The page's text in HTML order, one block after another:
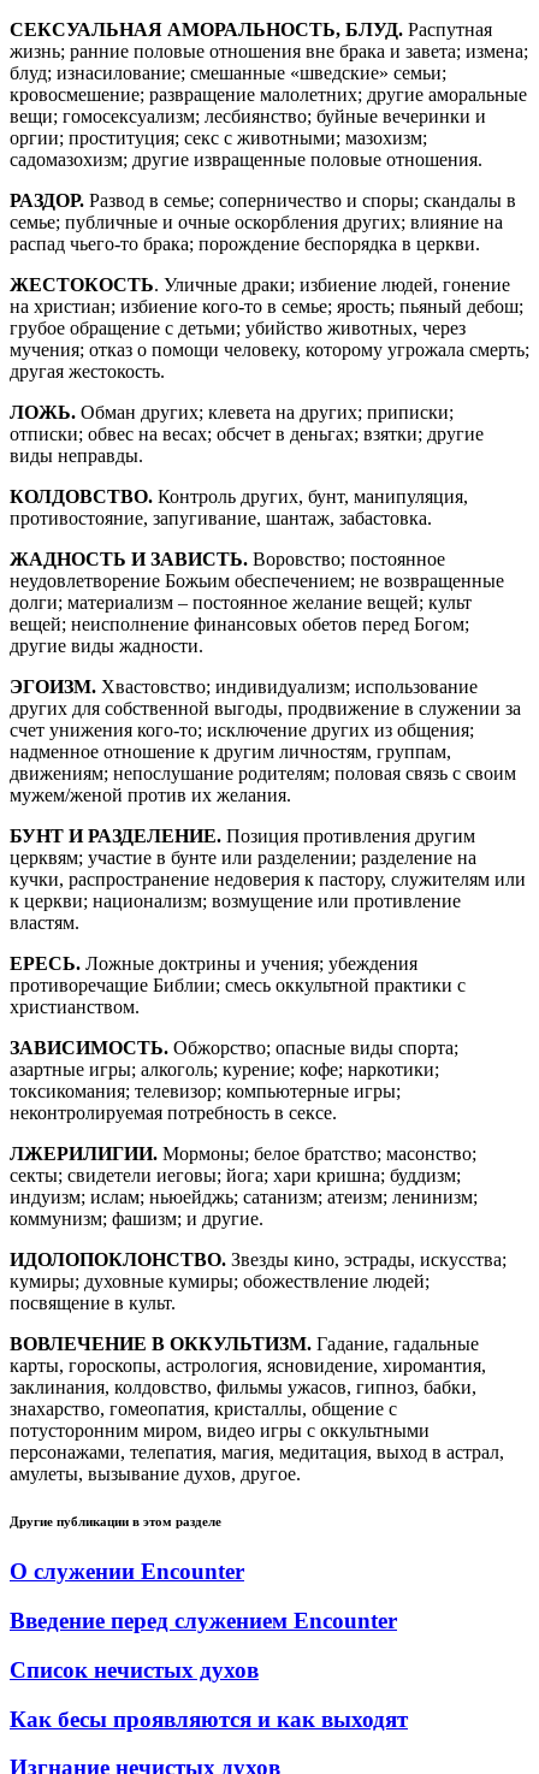
СЕКСУАЛЬНАЯ АМОРАЛЬНОСТЬ, БЛУД. Распутная
жизнь; ранние половые отношения вне брака и завета; измена;
блуд; изнасилование; смешанные «шведские» семьи;
кровосмешение; развращение малолетних; другие аморальные
вещи; гомосексуализм; лесбиянство; буйные вечеринки и
оргии; проституция; секс с животными; мазохизм;
садомазохизм; другие извращенные половые отношения.
РАЗДОР. Развод в семье; соперничество и споры; скандалы в
семье; публичные и очные оскорбления других; влияние на
распад чьего-то брака; порождение беспорядка в церкви.
ЖЕСТОКОСТЬ. Уличные драки; избиение людей, гонение
на христиан; избиение кого-то в семье; ярость; пьяный дебош;
грубое обращение с детьми; убийство животных, через
мучения; отказ о помощи человеку, которому угрожала смерть;
другая жестокость.
ЛОЖЬ. Обман других; клевета на других; приписки;
отписки; обвес на весах; обсчет в деньгах; взятки; другие
виды неправды.
КОЛДОВСТВО. Контроль других, бунт, манипуляция,
противостояние, запугивание, шантаж, забастовка.
ЖАДНОСТЬ И ЗАВИСТЬ. Воровство; постоянное
неудовлетворение Божьим обеспечением; не возвращенные
долги; материализм – постоянное желание вещей; культ
вещей; неисполнение финансовых обетов перед Богом;
другие виды жадности.
ЭГОИЗМ. Хвастовство; индивидуализм; использование
других для собственной выгоды, продвижение в служении за
счет унижения кого-то; исключение других из общения;
надменное отношение к другим личностям, группам,
движениям; непослушание родителям; половая связь с своим
мужем/женой против их желания.
БУНТ И РАЗДЕЛЕНИЕ. Позиция противления другим
церквям; участие в бунте или разделении; разделение на
кучки, распространение недоверия к пастору, служителям или
к церкви; национализм; возмущение или противление
властям.
ЕРЕСЬ. Ложные доктрины и учения; убеждения
противоречащие Библии; смесь оккультной практики с
христианством.
ЗАВИСИМОСТЬ. Обжорство; опасные виды спорта;
азартные игры; алкоголь; курение; кофе; наркотики;
токсикомания; телевизор; компьютерные игры;
неконтролируемая потребность в сексе.
ЛЖЕРИЛИГИИ. Мормоны; белое братство; масонство;
секты; свидетели иеговы; йога; хари кришна; буддизм;
индуизм; ислам; ньюейджь; сатанизм; атеизм; ленинизм;
коммунизм; фашизм; и другие.
ИДОЛОПОКЛОНСТВО. Звезды кино, эстрады, искусства;
кумиры; духовные кумиры; обожествление людей;
посвящение в культ.
ВОВЛЕЧЕНИЕ В ОККУЛЬТИЗМ. Гадание, гадальные
карты, гороскопы, астрология, ясновидение, хиромантия,
заклинания, колдовство, фильмы ужасов, гипноз, бабки,
знахарство, гомеопатия, кристаллы, общение с
потусторонним миром, видео игры с оккультными
персонажами, телепатия, магия, медитация, выход в астрал,
амулеты, вызывание духов, другое.
Другие публикации в этом разделе
О служении Encounter
Введение перед служением Encounter
Список нечистых духов
Как бесы проявляются и как выходят
Изгнание нечистых духов